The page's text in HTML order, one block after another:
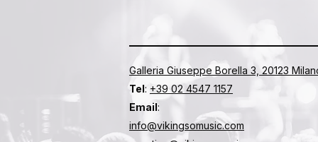
Galleria Giuseppe Borella 3, 20123
Tel: +39 02 4547 1157
Email:
info@vikingsomusic.com